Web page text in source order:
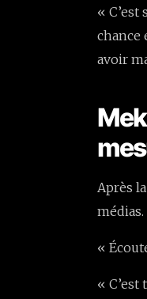
«
chance
avoir
Après
«
«